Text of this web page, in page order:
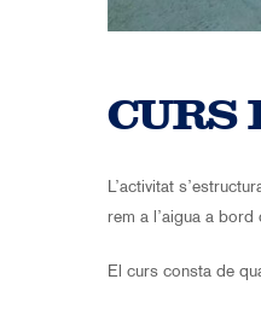
CURS
L’activitat
rem a l’aigua a
El curs consta de